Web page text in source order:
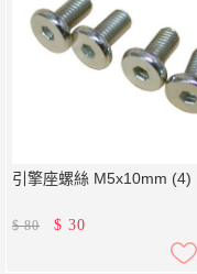
引擎座螺絲 M5x10mm (4)
$80 $ 30